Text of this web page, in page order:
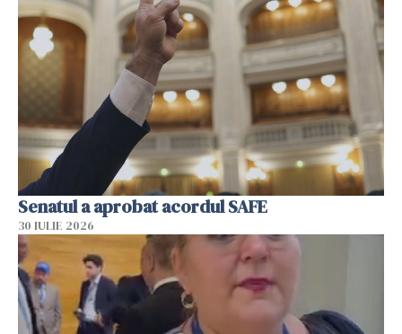
Senatul a aprobat acordul SAFE
30 IULIE 2026